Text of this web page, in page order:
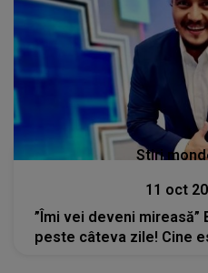
Stiri
11 oct
”Îmi vei deveni mireasă”
peste câteva zile! Cine